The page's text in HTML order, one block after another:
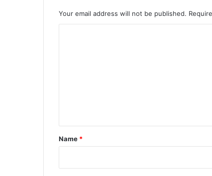
Your email address will not be published.
*
Name *